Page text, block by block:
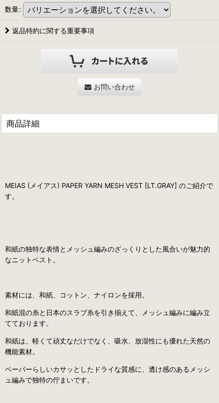
数量:
返品特約に関する重要事項
お問い合わせ
商品詳細
MEIAS (メイアス) PAPER YARN MESH VEST [LT.GRAY] のご紹介で
す。
和紙の独特な表情とメッシュ編みのざっくりとした風合いが魅力的
なニットベスト。
素材には、和紙、コットン、ナイロンを採用。
和紙混の糸と日本のスラブ糸を引き揃えて、メッシュ編みに編み立
てております。
和紙は、軽くて頑丈なだけでなく、吸水、放湿性にも優れた天然の
機能素材。
ペーパーらしいカサッとしたドライな質感に、透け感のあるメッシ
ュ編みで独特の佇まいです。